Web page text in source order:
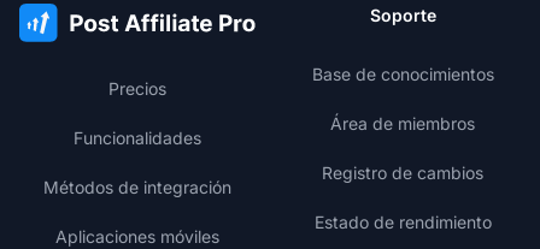
Precios
Funcionalidades
Métodos de integración
Aplicaciones móviles
Soporte
Base de conocimientos
Área de miembros
Registro de cambios
Estado de rendimiento